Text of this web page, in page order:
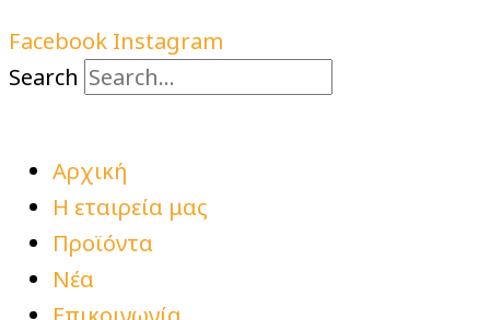
Facebook Instagram
Search
Αρχική
Η εταιρεία μας
Προϊόντα
Νέα